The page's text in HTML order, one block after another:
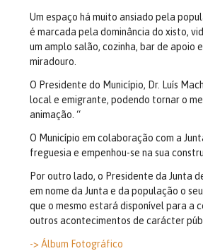
Um espaço há muito ansiado pela
é marcada pela dominância do xisto,
um amplo salão, cozinha, bar de apoio
miradouro.
O Presidente do Município, Dr. Luís
local e emigrante, podendo tornar o
animação. “
O Município em colaboração com a
freguesia e empenhou-se na sua
Por outro lado, o Presidente da Junta
em nome da Junta e da população o
que o mesmo estará disponível para a
outros acontecimentos de carácter
-> Álbum Fotográfico